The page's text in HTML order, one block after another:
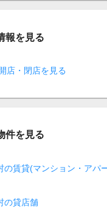
報を見る
店・閉店を見る
件を見る
の賃貸(マンション・アパ
の貸店舗